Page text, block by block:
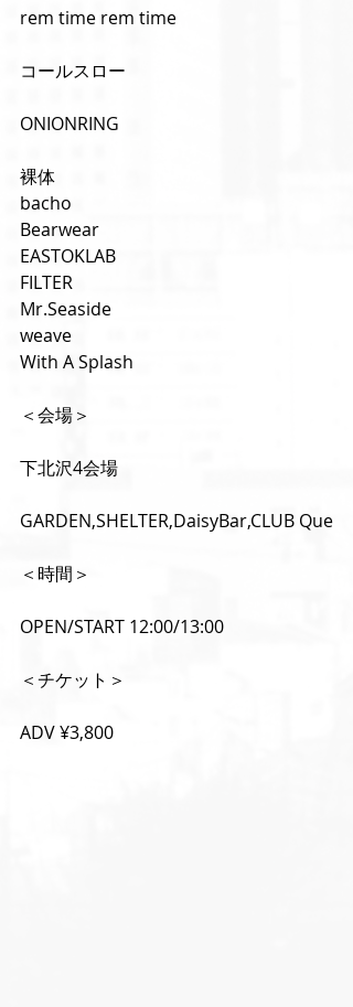
rem time rem time
コールスロー
ONIONRING
裸体
bacho
Bearwear
EASTOKLAB
FILTER
Mr.Seaside
weave
With A Splash
＜会場＞
下北沢4会場
GARDEN,SHELTER,DaisyBar,CLUB Que
＜時間＞
OPEN/START 12:00/13:00
＜チケット＞
ADV ¥3,800